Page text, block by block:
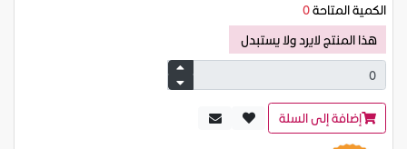
الكمية المتاحة0
هذا المنتج لايرد ولا يستبدل
إضافة إلى السلة